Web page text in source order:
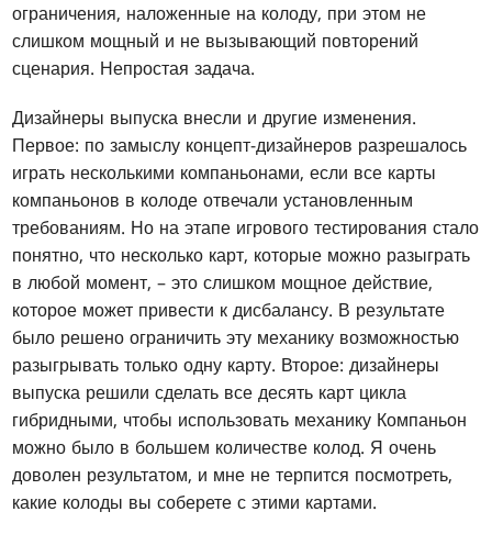
ограничения, наложенные на колоду, при этом не
слишком мощный и не вызывающий повторений
сценария. Непростая задача.
Дизайнеры выпуска внесли и другие изменения.
Первое: по замыслу концепт-дизайнеров разрешалось
играть несколькими компаньонами, если все карты
компаньонов в колоде отвечали установленным
требованиям. Но на этапе игрового тестирования стало
понятно, что несколько карт, которые можно разыграть
в любой момент, – это слишком мощное действие,
которое может привести к дисбалансу. В результате
было решено ограничить эту механику возможностью
разыгрывать только одну карту. Второе: дизайнеры
выпуска решили сделать все десять карт цикла
гибридными, чтобы использовать механику Компаньон
можно было в большем количестве колод. Я очень
доволен результатом, и мне не терпится посмотреть,
какие колоды вы соберете с этими картами.